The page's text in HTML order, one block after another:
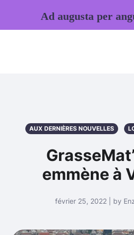
AUX DERNIÈRES NOUVELLES
emmène à
février 25, 2022 | by
Ad augusta per